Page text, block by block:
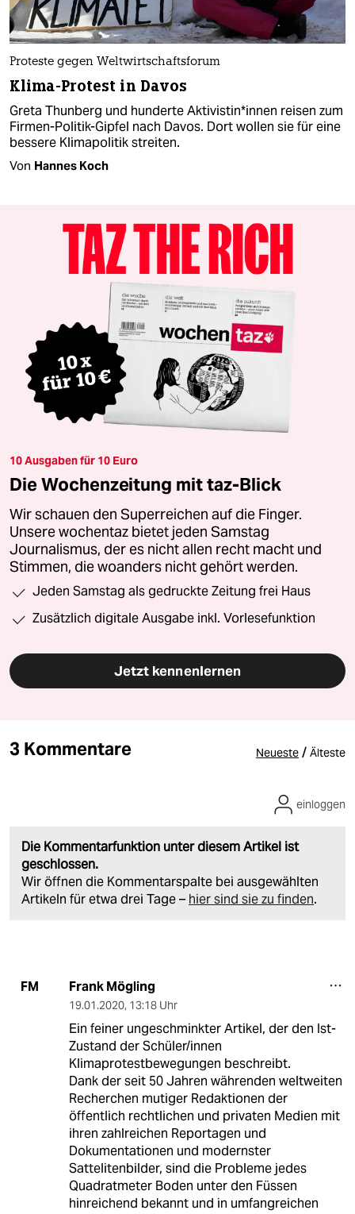
Proteste gegen Weltwirtschaftsforum
Klima-Protest in Davos
Greta Thunberg und hunderte Ak­ti­vis­ti­n*­in­nen reisen zum
Firmen-Politik-Gipfel nach Davos. Dort wollen sie für eine
bessere Klimapolitik streiten.
Von Hannes Koch
10 Ausgaben für 10 Euro
Die Wochenzeitung mit taz-Blick
Wir schauen den Superreichen auf die Finger.
Unsere wochentaz bietet jeden Samstag
Journalismus, der es nicht allen recht macht und
Stimmen, die woanders nicht gehört werden.
Jeden Samstag als gedruckte Zeitung frei Haus
Zusätzlich digitale Ausgabe inkl. Vorlesefunktion
Jetzt kennenlernen
3 Kommentare Neueste / Älteste
Die Kommentarfunktion unter diesem Artikel ist
geschlossen.
Wir öffnen die Kommentarspalte bei ausgewählten
Artikeln für etwa drei Tage – hier sind sie zu finden.
einloggen
FM Frank Mögling
19.01.2020, 13:18 Uhr
Ein feiner ungeschminkter Artikel, der den Ist-
Zustand der Schüler/innen
Klimaprotestbewegungen beschreibt.
Dank der seit 50 Jahren währenden weltweiten
Recherchen mutiger Redaktionen der
öffentlich rechtlichen und privaten Medien mit
ihren zahlreichen Reportagen und
Dokumentationen und modernster
Sattelitenbilder, sind die Probleme jedes
Quadratmeter Boden unter den Füssen
hinreichend bekannt und in umfangreichen